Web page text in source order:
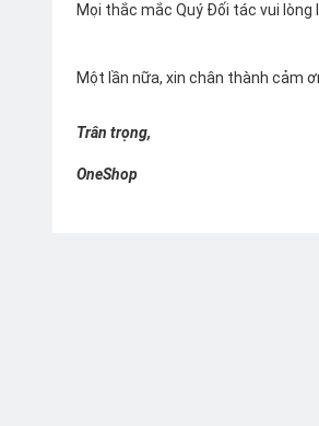
Mọi thắc mắc Quý Đối tác vui lòng
Một lần nữa, xin chân thành cảm
Trân trọng,
OneShop